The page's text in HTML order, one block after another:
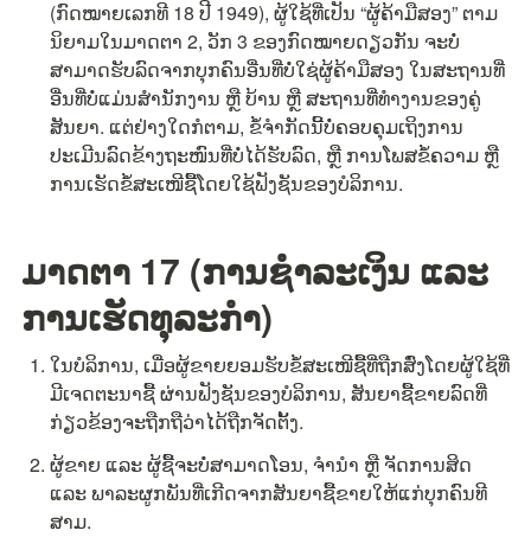
(ກົດໝາຍເລກທີ 18 ປີ 1949), ຜູ້ໃຊ້ທີ່ເປັນ “ຜູ້ຄ້າມືສອງ” ຕາມ
ນິຍາມໃນມາດຕາ 2, ວັກ 3 ຂອງກົດໝາຍດຽວກັນ ຈະບໍ່
ສາມາດຮັບລົດຈາກບຸກຄົນອື່ນທີ່ບໍ່ໃຊ່ຜູ້ຄ້າມືສອງ ໃນສະຖານທີ່
ອື່ນທີ່ບໍ່ແມ່ນສຳນັກງານ ຫຼື ບ້ານ ຫຼື ສະຖານທີ່ທຳງານຂອງຄູ່
ສັນຍາ. ແຕ່ຢ່າງໃດກໍຕາມ, ຂໍ້ຈຳກັດນີ້ບໍ່ຄອບຄຸມເຖິງການ
ປະເມີນລົດຂ້າງຖະໜົນທີ່ບໍ່ໄດ້ຮັບລົດ, ຫຼື ການໂພສຂໍ້ຄວາມ ຫຼື
ການເຮັດຂໍ້ສະເໜີຊື້ໂດຍໃຊ້ຟັງຊັນຂອງບໍລິການ.
ມາດຕາ 17 (ການຊຳລະເງິນ ແລະ
ການເຮັດທຸລະກຳ)
ໃນບໍລິການ, ເມື່ອຜູ້ຂາຍຍອມຮັບຂໍ້ສະເໜີຊື້ທີ່ຖືກສົ່ງໂດຍຜູ້ໃຊ້ທີ່
ມີເຈດຕະນາຊື້ ຜ່ານຟັງຊັນຂອງບໍລິການ, ສັນຍາຊື້ຂາຍລົດທີ່
ກ່ຽວຂ້ອງຈະຖືກຖືວ່າໄດ້ຖືກຈັດຕັ້ງ.
ຜູ້ຂາຍ ແລະ ຜູ້ຊື້ຈະບໍ່ສາມາດໂອນ, ຈຳນຳ ຫຼື ຈັດການສິດ
ແລະ ພາລະຜູກພັນທີ່ເກີດຈາກສັນຍາຊື້ຂາຍໃຫ້ແກ່ບຸກຄົນທີ
ສາມ.